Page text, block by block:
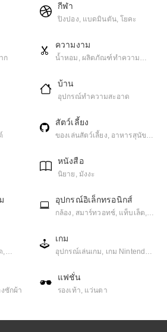
กีฬา
ปิงปอง, แบดมินตัน, โยคะ
ก
ความงาม
น้ำหอม, ผลิตภัณฑ์ทําความ
บ้าน
อุปกรณ์ทำความสะอาด
สัตว์เลี้ยง
ของเล่นสัตว์เลี้ยง, อาหารสุนัข,
หนังสือ
นิยาย, มังงะ
อุปกรณ์อิเล็กทรอนิกส์
กล้อง, สมาร์ทวอทช์, แท็บเล็ต,
อถือ,
ง
เกม
อุปกรณ์เล่นเกม, เกม Nintendo,
มือถือ
ซักผ้า
แฟชั่น
รองเท้า, แว่นตา